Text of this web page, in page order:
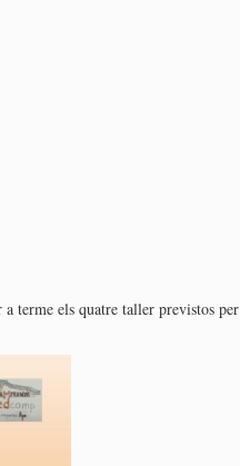
terme els quatre taller previstos per